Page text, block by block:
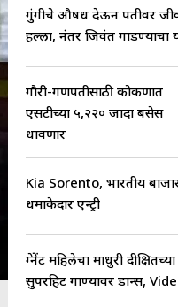
गुंगीचे औषध देऊन पतीवर
हल्ला, नंतर जिवंत गाडण्याचा
गौरी-गणपतीसाठी कोकणात
एसटीच्या ५,२२० जादा बसेस
धावणार
Kia Sorento, भारतीय
धमाकेदार एन्ट्री
प्रेग्नेंट महिलेचा माधुरी दीक्षितच्या
सुपरहिट गाण्यावर डान्स,